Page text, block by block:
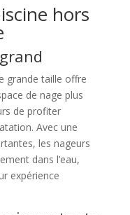
hors
grande taille offre
de nage plus
de profiter
Avec une
les nageurs
dans l’eau,
expérience